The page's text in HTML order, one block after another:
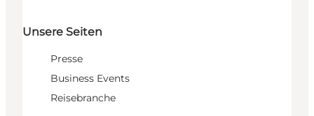
Unsere Seiten
Presse
Business Events
Reisebranche